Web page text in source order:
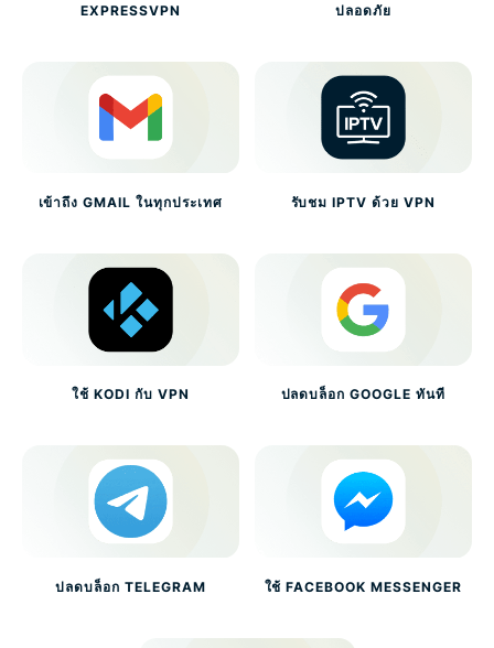
EXPRESSVPN
ปลอดภัย
เข้าถึง GMAIL ในทุกประเทศ รับชม IPTV ด้วย VPN
ใช้ KODI กับ VPN ปลดบล็อก GOOGLE ทันที
ปลดบล็อก TELEGRAM ใช้ FACEBOOK MESSENGER